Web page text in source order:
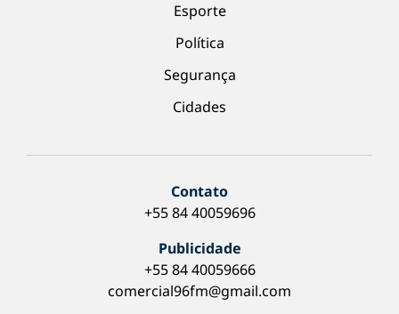
Esporte
Política
Segurança
Cidades
Contato
+55 84 40059696
Publicidade
+55 84 40059666
comercial96fm@gmail.com